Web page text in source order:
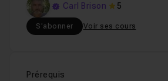
Carl Brison 5
S'abonner Voir ses cours
Prérequis